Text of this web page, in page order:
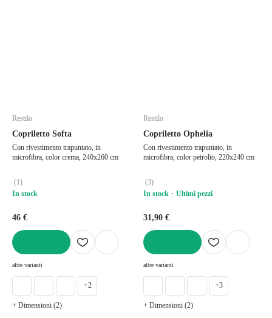
Restilo
Copriletto Softa
Con rivestimento trapuntato, in
microfibra, color crema, 240x260 cm
(1)
In stock
46 €
altre varianti
+2
+ Dimensioni (2)
Restilo
Copriletto Ophelia
Con rivestimento trapuntato, in
microfibra, color petrolio, 220x240 cm
(3)
In stock
Ultimi pezzi
31,90 €
altre varianti
+3
+ Dimensioni (2)